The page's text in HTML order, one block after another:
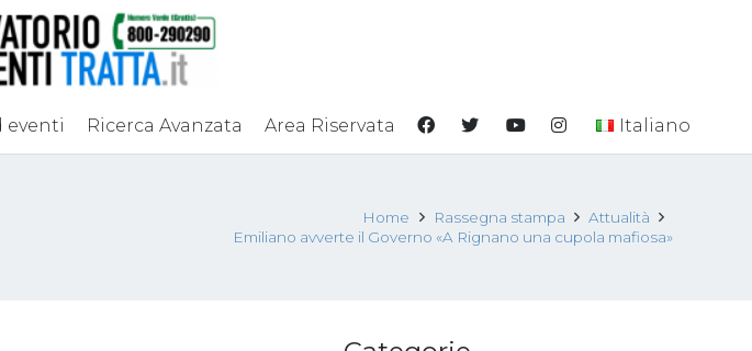
eventi Ricerca Avanzata Area Riservata Italiano
Home Rassegna stampa
Attualità
Emiliano avverte il Governo «A Rignano una cupola mafiosa»